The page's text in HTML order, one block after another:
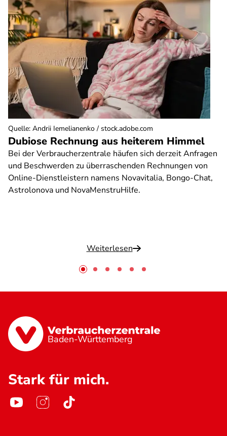
Dubiose Rechnung aus heiterem Himmel
Bei der Verbraucherzentrale häufen sich derzeit Anfragen
und Beschwerden zu überraschenden Rechnungen von
Online-Dienstleistern namens Novavitalia, Bongo-Chat,
Astrolonova und NovaMenstruHilfe.
Weiterlesen
Quelle: Andrii Iemelianenko / stock.adobe.com
Baden-Württemberg
Stark für mich.